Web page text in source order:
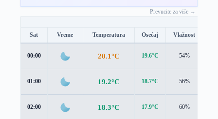
Prevucite za više →
Sat Vreme Temperatura Osećaj Vlažnost
00:00 20.1°C 19.6°C 54%
01:00 19.2°C 18.7°C 56%
02:00 18.3°C 17.9°C 60%